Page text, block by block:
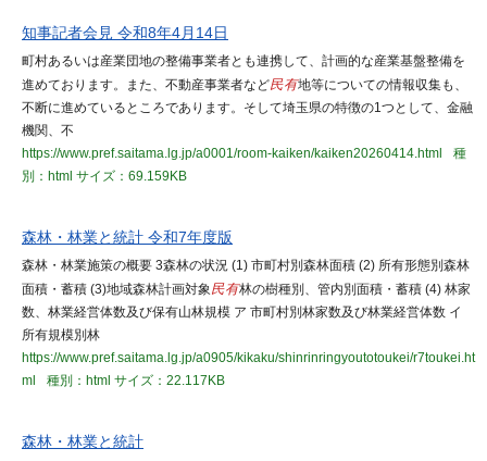
知事記者会見 令和8年4月14日
町村あるいは産業団地の整備事業者とも連携して、計画的な産業基盤整備を
進めております。また、不動産事業者など民有地等についての情報収集も、
不断に進めているところであります。そして埼玉県の特徴の1つとして、金融
機関、不
https://www.pref.saitama.lg.jp/a0001/room-kaiken/kaiken20260414.html
種
別：html サイズ：69.159KB
森林・林業と統計 令和7年度版
森林・林業施策の概要 3森林の状況 (1) 市町村別森林面積 (2) 所有形態別森林
面積・蓄積 (3)地域森林計画対象民有林の樹種別、管内別面積・蓄積 (4) 林家
数、林業経営体数及び保有山林規模 ア 市町村別林家数及び林業経営体数 イ
所有規模別林
https://www.pref.saitama.lg.jp/a0905/kikaku/shinrinringyoutotoukei/r7toukei.ht
ml
種別：html サイズ：22.117KB
森林・林業と統計